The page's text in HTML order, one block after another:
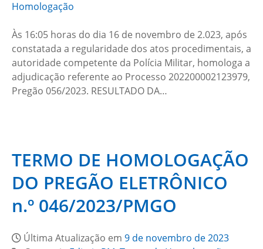
Homologação
Às 16:05 horas do dia 16 de novembro de 2.023, após
constatada a regularidade dos atos procedimentais, a
autoridade competente da Polícia Militar, homologa a
adjudicação referente ao Processo 202200002123979,
Pregão 056/2023. RESULTADO DA…
TERMO DE HOMOLOGAÇÃO
DO PREGÃO ELETRÔNICO
n.º 046/2023/PMGO
Última Atualização em 9 de novembro de 2023